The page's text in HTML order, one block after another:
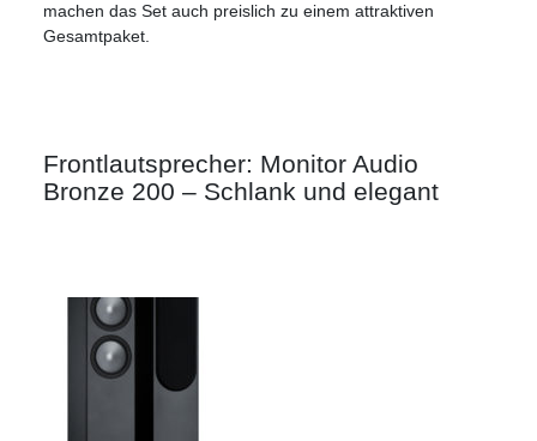
machen das Set auch preislich zu einem attraktiven
Gesamtpaket.
Frontlautsprecher: Monitor Audio
Bronze 200 – Schlank und elegant